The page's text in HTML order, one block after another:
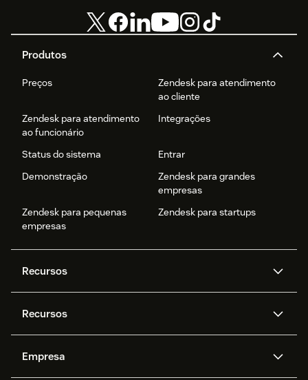
Produtos
Preços
Zendesk para atendimento
ao cliente
Zendesk para atendimento
ao funcionário
Integrações
Status do sistema
Entrar
Demonstração
Zendesk para grandes
empresas
Zendesk para pequenas
empresas
Zendesk para startups
Recursos
Zendesk AI
Mensagens e chat em tempo
real
Privacidade e proteção de
Recursos
API e desenvolvedores
Empresa